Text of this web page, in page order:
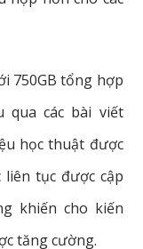
750GB tổng hợp
qua các bài viết
học thuật được
liên tục được cập
khiến cho kiến
tăng cường.